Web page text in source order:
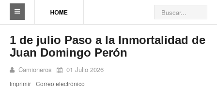
Sindicato
Reseña histórica
Autoridades
1 de julio Paso a la Inmortalidad de
Juan Domingo Perón
Camioneros 01 Julio 2026
Imprimir Correo electrónico